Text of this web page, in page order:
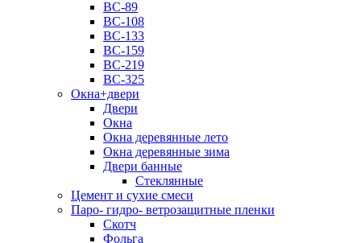
ВС-89
ВС-108
ВС-133
ВС-159
ВС-219
ВС-325
Окна+двери
Двери
Окна
Окна деревянные лето
Окна деревянные зима
Двери банные
Стеклянные
Цемент и сухие смеси
Паро- гидро- ветрозащитные пленки
Скотч
Фольга